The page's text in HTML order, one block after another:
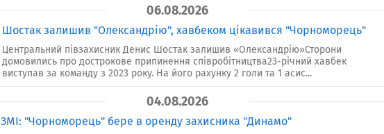
06.08.2026
Шостак залишив "Олександрію", хавбеком цікавився "Чорноморець"
Центральний півзахисник Денис Шостак залишив «Олександрію»Сторони
домовились про дострокове припинення співробітництва23-річний хавбек
виступав за команду з 2023 року. На його рахунку 2 голи та 1 асис...
04.08.2026
ЗМІ: "Чорноморець" бере в оренду захисника "Динамо"